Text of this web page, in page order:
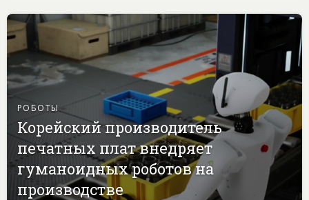
РОБОТЫ
Корейский производитель
печатных плат внедряет
гуманоидных роботов на
производстве